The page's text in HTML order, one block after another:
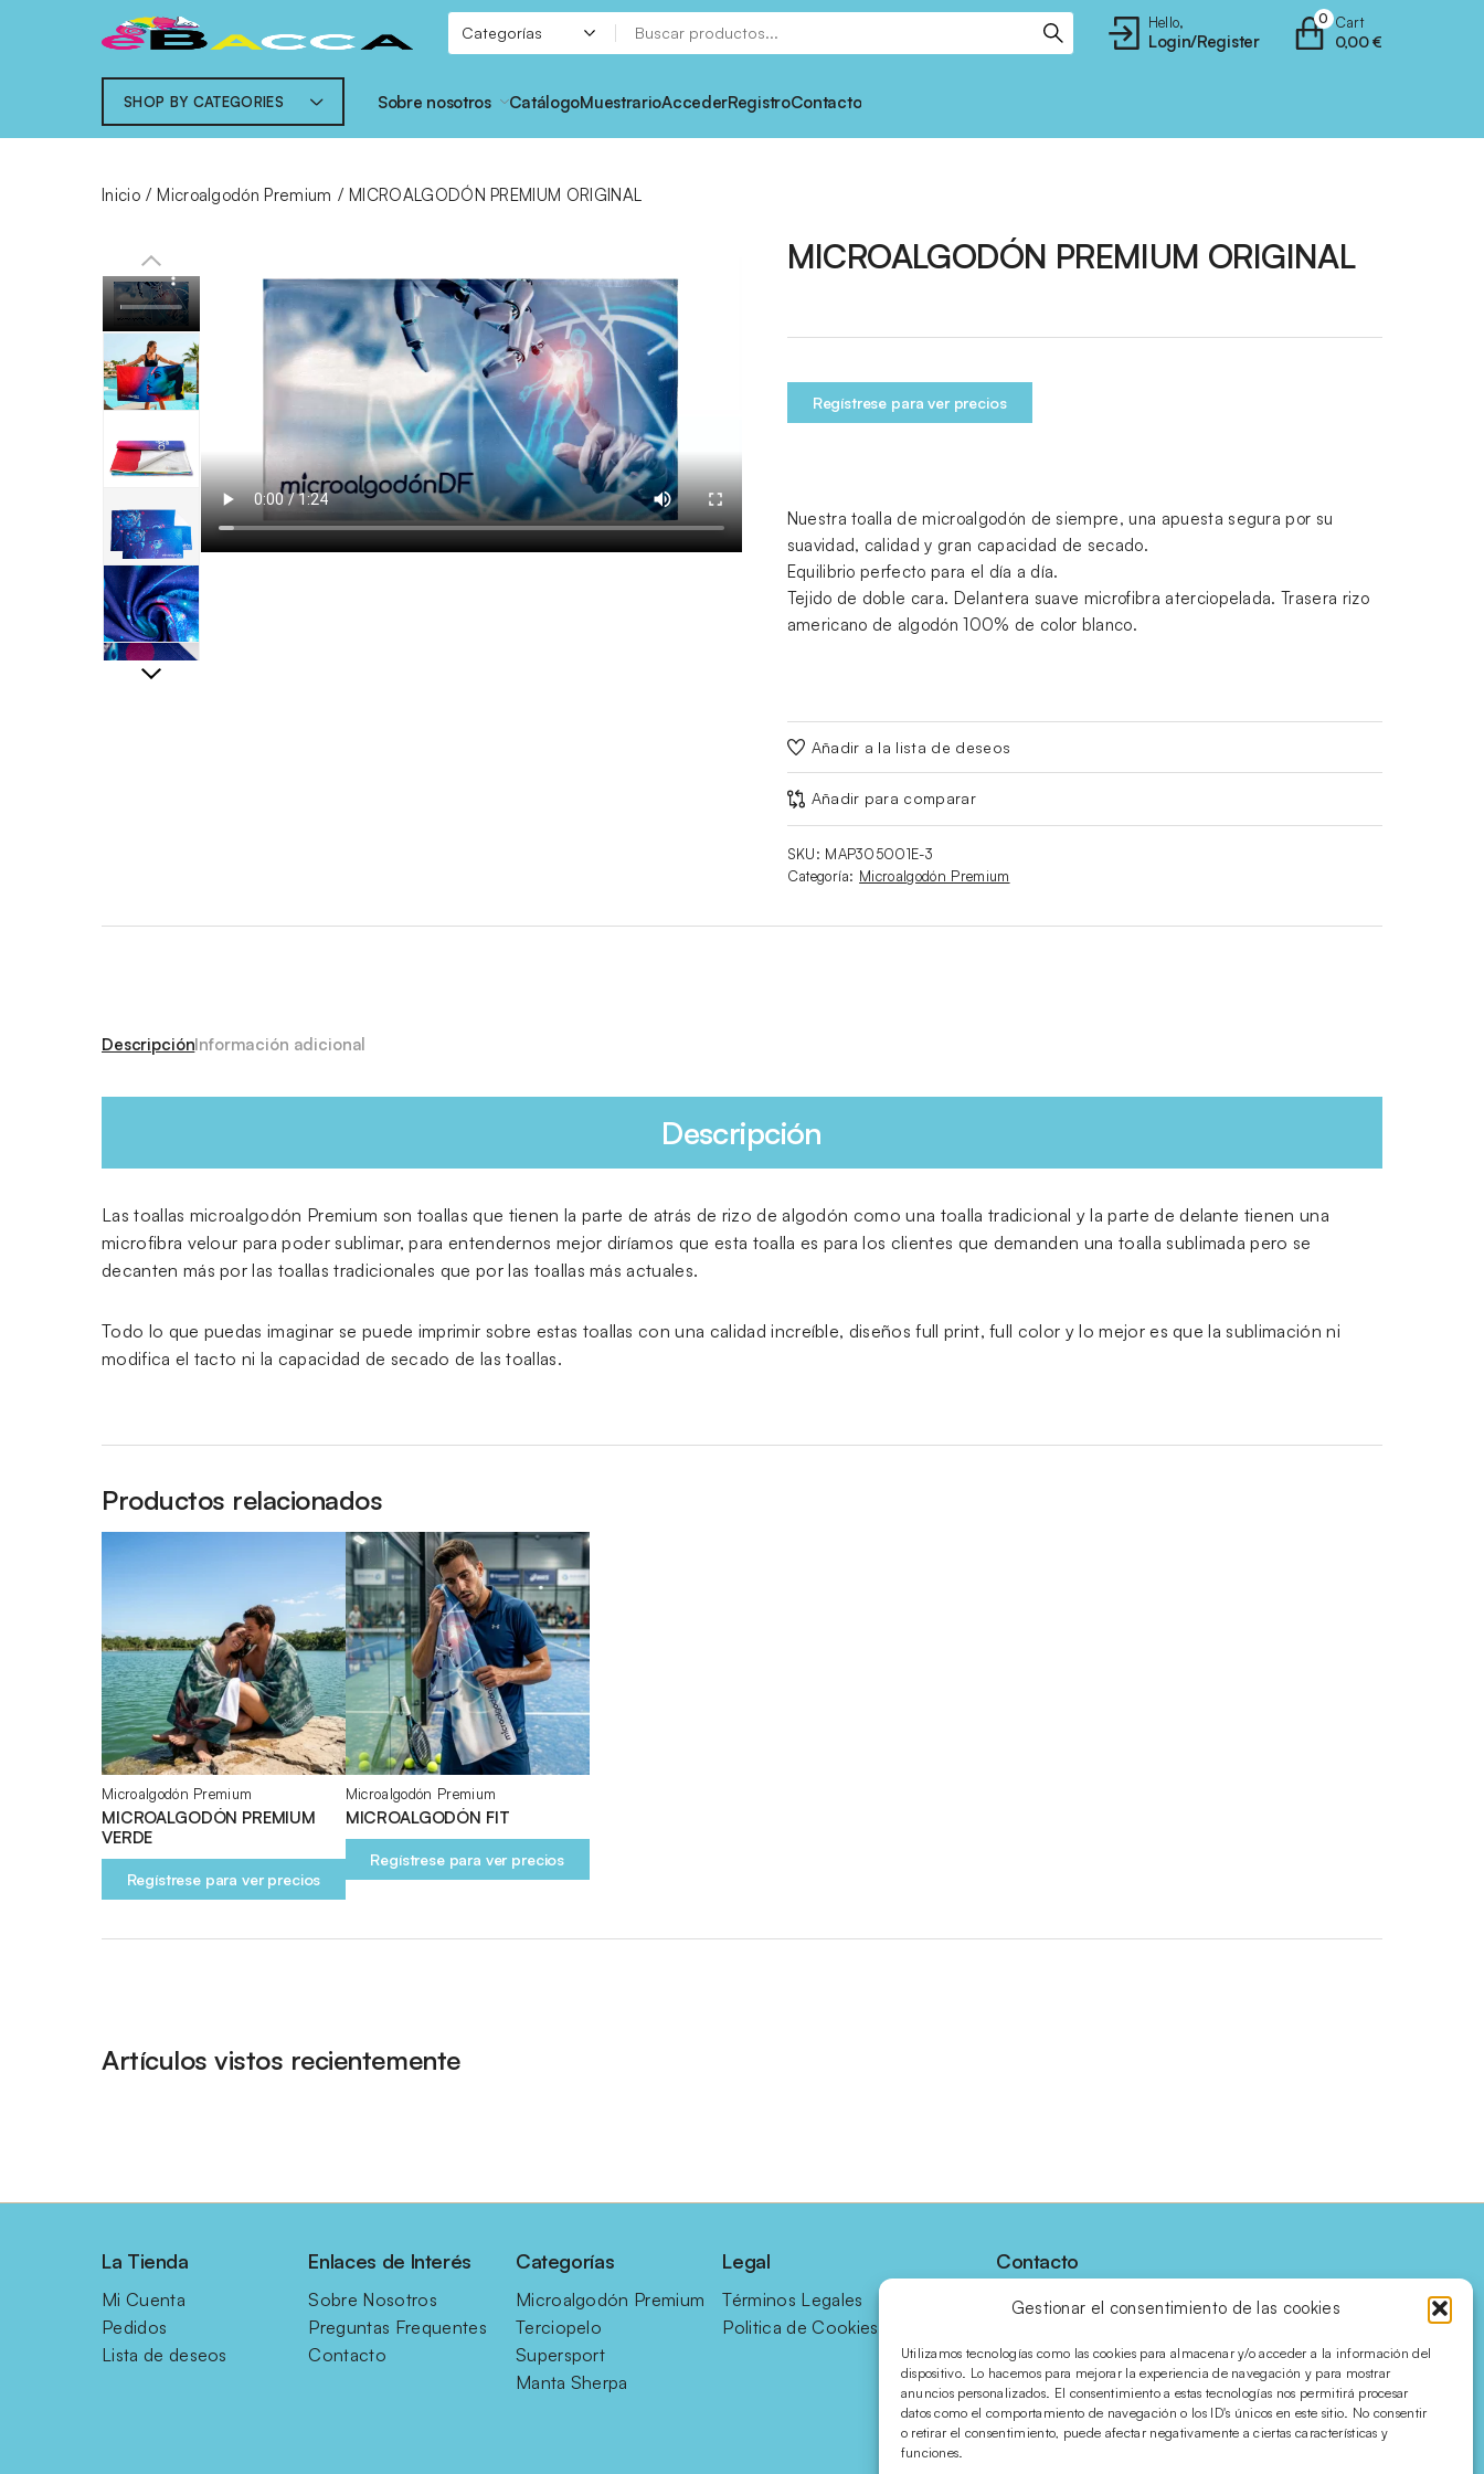
Gestionar el consentimiento de las cookies
Utilizamos tecnologías como las cookies para almacenar y/o acceder a la información del
dispositivo. Lo hacemos para mejorar la experiencia de navegación y para mostrar
anuncios personalizados. El consentimiento a estas tecnologías nos permitirá procesar
datos como el comportamiento de navegación o los ID's únicos en este sitio. No consentir
o retirar el consentimiento, puede afectar negativamente a ciertas características y
funciones.
Hello,
Login/Register
Cart
0,00€
0
SHOP BY CATEGORIES Sobre nosotros CatálogoMuestrarioAccederRegistroContacto
Inicio Microalgodón Premium MICROALGODÓN PREMIUM ORIGINAL
MICROALGODÓN PREMIUM ORIGINAL
Regístrese para ver precios
Nuestra toalla de microalgodón de siempre, una apuesta segura por su
suavidad, calidad y gran capacidad de secado.
Equilibrio perfecto para el día a día.
Tejido de doble cara. Delantera suave microfibra aterciopelada. Trasera rizo
americano de algodón 100% de color blanco.
Añadir a la lista de deseos
Añadir para comparar
SKU: MAP305001E-3
Categoría: Microalgodón Premium
DescripciónInformación adicional
Descripción
Las toallas microalgodón Premium son toallas que tienen la parte de atrás de rizo de algodón como una toalla tradicional y la parte de delante tienen una
microfibra velour para poder sublimar, para entendernos mejor diríamos que esta toalla es para los clientes que demanden una toalla sublimada pero se
decanten más por las toallas tradicionales que por las toallas más actuales.
Todo lo que puedas imaginar se puede imprimir sobre estas toallas con una calidad increíble, diseños full print, full color y lo mejor es que la sublimación ni
modifica el tacto ni la capacidad de secado de las toallas.
Productos relacionados
Microalgodón Premium
MICROALGODÓN PREMIUM
VERDE
Regístrese para ver precios
Microalgodón Premium
MICROALGODÓN FIT
Regístrese para ver precios
Artículos vistos recientemente
La Tienda
Mi Cuenta
Pedidos
Lista de deseos
Enlaces de Interés
Sobre Nosotros
Preguntas Frequentes
Contacto
Categorías
Microalgodón Premium
Terciopelo
Supersport
Manta Sherpa
Legal
Términos Legales
Politica de Cookies
Contacto
C/ Villena, 7 bajos
Mariola
Alicante · SPAIN
Síguenos en redes